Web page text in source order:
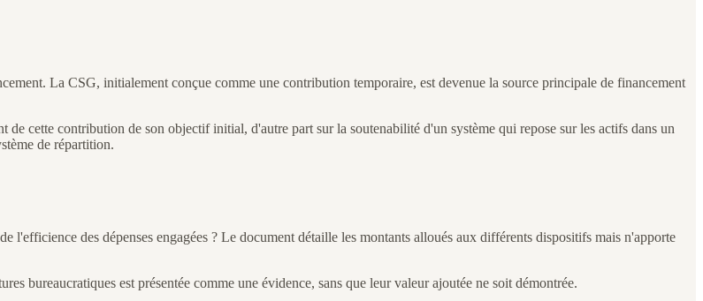
La CSG, initialement conçue comme une contribution temporaire, est devenue la source principale de financement
cette contribution de son objectif initial, d'autre part sur la soutenabilité d'un système qui repose sur les actifs dans un
de répartition.
l'efficience des dépenses engagées ? Le document détaille les montants alloués aux différents dispositifs mais n'apporte
bureaucratiques est présentée comme une évidence, sans que leur valeur ajoutée ne soit démontrée.